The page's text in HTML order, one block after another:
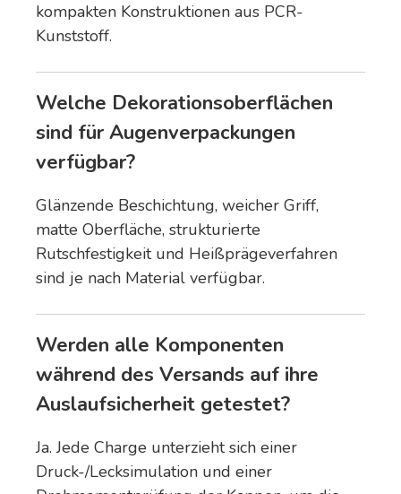
kompakten Konstruktionen aus PCR-
Kunststoff.
Welche Dekorationsoberflächen
sind für Augenverpackungen
verfügbar?
Glänzende Beschichtung, weicher Griff,
matte Oberfläche, strukturierte
Rutschfestigkeit und Heißprägeverfahren
sind je nach Material verfügbar.
Werden alle Komponenten
während des Versands auf ihre
Auslaufsicherheit getestet?
Ja. Jede Charge unterzieht sich einer
Druck-/Lecksimulation und einer